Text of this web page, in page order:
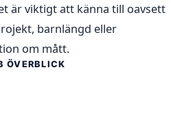
är viktigt att känna till oavsett
barnlängd eller
om mått.
ÖVERBLICK